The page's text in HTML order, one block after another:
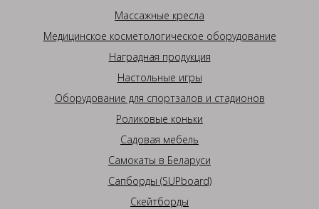
Массажные кресла
Медицинское косметологическое оборудование
Наградная продукция
Настольные игры
Оборудование для спортзалов и стадионов
Роликовые коньки
Садовая мебель
Самокаты в Беларуси
Сапборды (SUPboard)
Скейтборды